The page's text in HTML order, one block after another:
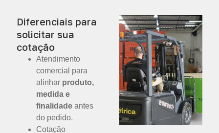
Diferenciais para
solicitar sua
cotação
Atendimento
comercial para
alinhar produto,
medida e
finalidade antes
do pedido.
Cotação